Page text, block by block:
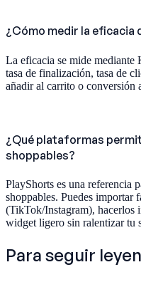
¿Cómo medir la eficacia
La eficacia se mide mediante
tasa de finalización, tasa de
añadir al carrito o conversión
¿Qué plataformas
shoppables?
PlayShorts es una referencia
shoppables. Puedes importar
(TikTok/Instagram), hacerlos
widget ligero sin ralentizar tu
Para seguir